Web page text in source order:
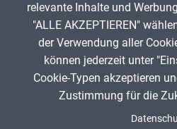
ANZEIGE
relevante Inhalte und
"ALLE AKZEPTIEREN"
der Verwendung aller
können jederzeit unter
Cookie-Typen akzeptieren
Zustimmung für die